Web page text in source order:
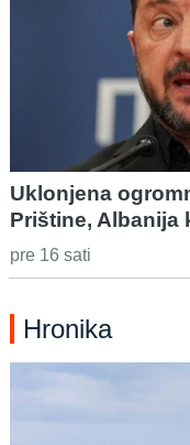
Uklonjena
Prištine, Albanija
pre 16 sati
Hronika